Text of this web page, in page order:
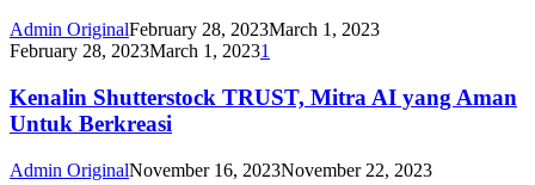
Admin OriginalFebruary 28, 2023March 1, 2023
February 28, 2023March 1, 20231
Kenalin Shutterstock TRUST, Mitra AI yang Aman
Untuk Berkreasi
Admin OriginalNovember 16, 2023November 22, 2023